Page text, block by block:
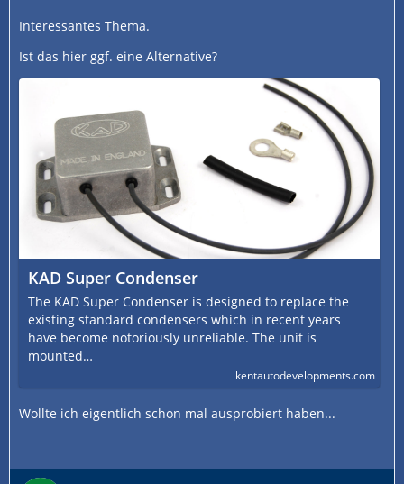
Interessantes Thema.
Ist das hier ggf. eine Alternative?
KAD Super Condenser
The KAD Super Condenser is designed to replace the
existing standard condensers which in recent years
have become notoriously unreliable. The unit is
mounted…
kentautodevelopments.com
Wollte ich eigentlich schon mal ausprobiert haben...